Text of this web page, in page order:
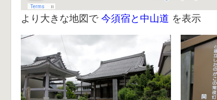
より大きな地図で 今須宿と中山道 を表示